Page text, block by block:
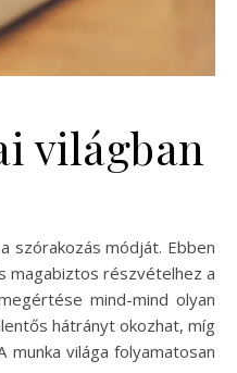
világban
szórakozás módját. Ebben
magabiztos részvételhez a
mind-mind olyan
hátrányt okozhat, míg
világa folyamatosan